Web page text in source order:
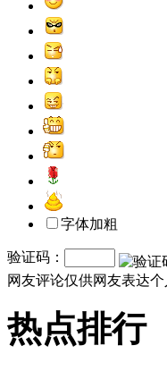
字体加粗
验证码：
网友评论仅供网友表达
热点排行